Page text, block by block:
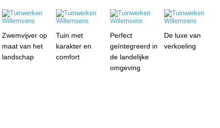
Zwemvijver op
maat van het
landschap
Tuin met
karakter en
comfort
Perfect
geïntegreerd in
de landelijke
omgeving
De luxe van
verkoeling